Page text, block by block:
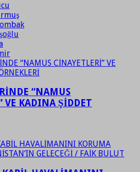
“NAMUS
VE KADINA ŞİDDET